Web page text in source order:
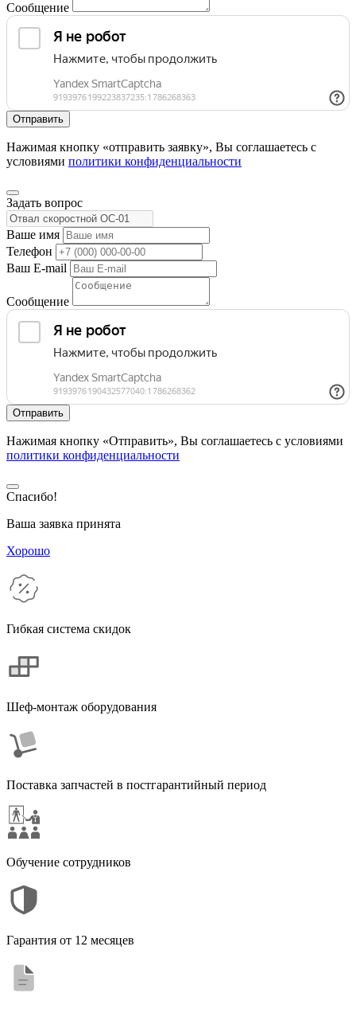
Сообщение
Нажимая кнопку «отправить заявку», Вы соглашаетесь с
условиями политики конфиденциальности
Задать вопрос
Ваше имя
Телефон
Ваш E-mail
Сообщение
Нажимая кнопку «Отправить», Вы соглашаетесь с условиями
политики конфиденциальности
Спасибо!
Ваша заявка принята
Хорошо
Гибкая система скидок
Шеф-монтаж оборудования
Поставка запчастей в постгарантийный период
Обучение сотрудников
Гарантия от 12 месяцев